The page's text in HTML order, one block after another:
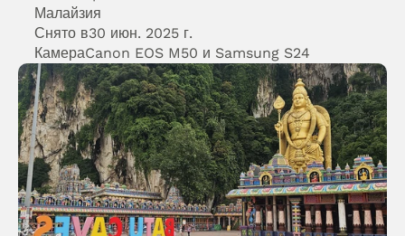
Малайзия
Снято в30 июн. 2025 г.
КамераCanon EOS M50 и Samsung S24